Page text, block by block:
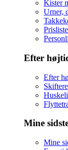
Kister
Urner,
Efter
Efter
Mine
Mine